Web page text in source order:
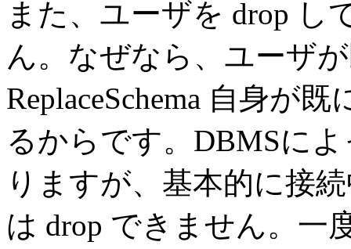
また、ユーザを drop し
ん。なぜなら、ユーザ
ReplaceSchema 自身が
るからです。DBMSに
りますが、基本的に接
は drop できません。一